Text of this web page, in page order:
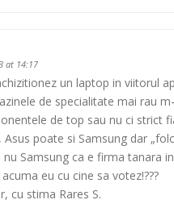
at 14:17
un laptop in viitorul
de specialitate mai rau
de top sau nu ci strict
Asus poate si Samsung dar
Samsung ca e firma tanara
eu cu cine sa votez!???
cu stima Rares S.